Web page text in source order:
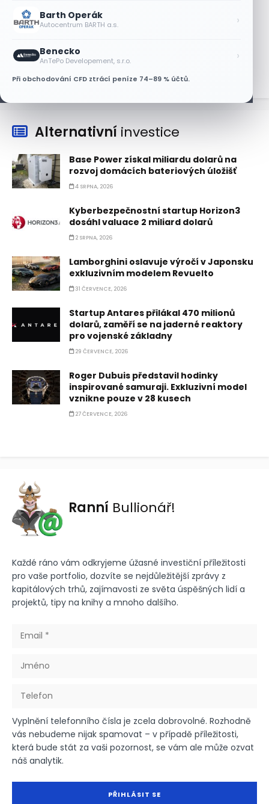
Barth Operák
Autocentrum BARTH a.s. ›
Benecko
AnTePo Developement, s.r.o. ›
Při obchodování CFD ztrácí peníze 74–89 % účtů.
Tesla míří na obrovský trh
samořiditelných aut. Akcie reagují
7 SRPNA, 2026
Alternativní investice
Base Power získal miliardu dolarů na
rozvoj domácích bateriových úložišť
4 SRPNA, 2026
Kyberbezpečnostní startup Horizon3
dosáhl valuace 2 miliard dolarů
2 SRPNA, 2026
Lamborghini oslavuje výročí v Japonsku
exkluzivním modelem Revuelto
31 ČERVENCE, 2026
Startup Antares přilákal 470 milionů
dolarů, zaměří se na jaderné reaktory
pro vojenské základny
29 ČERVENCE, 2026
Roger Dubuis představil hodinky
inspirované samuraji. Exkluzivní model
vznikne pouze v 28 kusech
27 ČERVENCE, 2026
Ranní Bullionář!
Každé ráno vám odkryjeme úžasné investiční příležitosti
pro vaše portfolio, dozvíte se nejdůležitější zprávy z
kapitálových trhů, zajímavosti ze světa úspěšných lidí a
projektů, tipy na knihy a mnoho dalšího.
Vyplnění telefonního čísla je zcela dobrovolné. Rozhodně
vás nebudeme nijak spamovat – v případě příležitosti,
která bude stát za vaši pozornost, se vám ale může ozvat
náš analytik.